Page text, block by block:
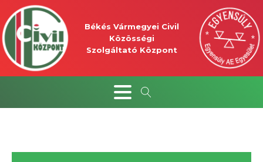
Békés Vármegyei Civil
Közösségi
Szolgáltató Központ